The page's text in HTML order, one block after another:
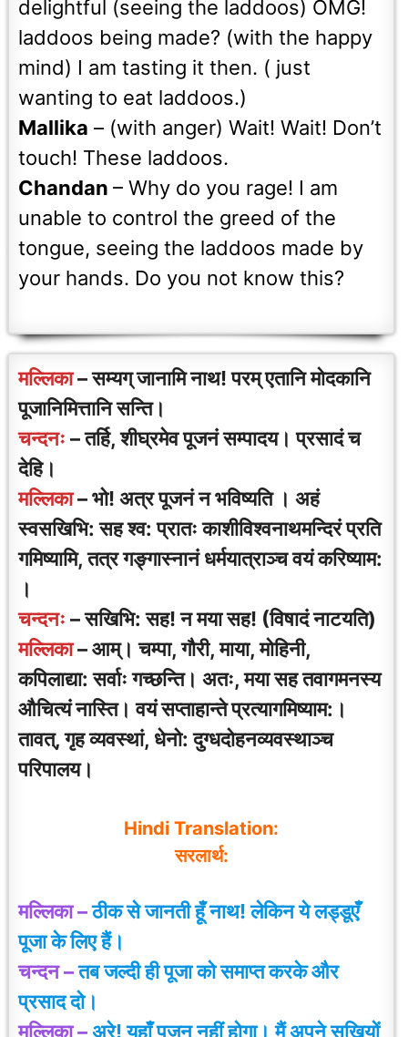
delightful (seeing the laddoos) OMG!
laddoos being made? (with the happy
mind) I am tasting it then. ( just
wanting to eat laddoos.)
Mallika – (with anger) Wait! Wait! Don’t
touch! These laddoos.
Chandan – Why do you rage! I am
unable to control the greed of the
tongue, seeing the laddoos made by
your hands. Do you not know this?
मल्लिका– सम्यग् जानामि नाथ! परम् एतानि मोदकानि
पूजानिमित्तानि सन्ति।
चन्दनः – तर्हि, शीघ्रमेव पूजनं सम्पादय। प्रसादं च
देहि।
मल्लिका– भो! अत्र पूजनं न भविष्यति । अहं
स्वसखिभि: सह श्व: प्रातः काशीविश्वनाथमन्दिरं प्रति
गमिष्यामि, तत्र गङ्गास्नानं धर्मयात्राञ्च वयं करिष्याम:
।
चन्दनः – सखिभि: सह! न मया सह! (विषादं नाटयति)
मल्लिका– आम्। चम्पा, गौरी, माया, मोहिनी,
कपिलाद्या: सर्वाः गच्छन्ति। अतः, मया सह तवागमनस्य
औचित्यं नास्ति। वयं सप्ताहान्ते प्रत्यागमिष्याम: ।
तावत्, गृह व्यवस्थां, धेनो: दुग्धदोहनव्यवस्थाञ्च
परिपालय।
Hindi Translation:
सरलार्थ:
मल्लिका –ठीक से जानती हूँ नाथ! लेकिन ये लड्डूएँ
पूजा के लिए हैं।
चन्दन –तब जल्दी ही पूजा को समाप्त करके और
प्रसाद दो।
मल्लिका –अरे! यहाँ पूजन नहीं होगा। मैं अपने सखियों